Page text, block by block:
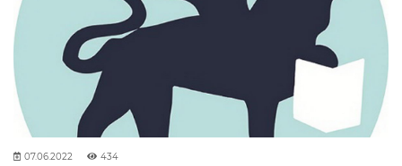
07.06.2022 434